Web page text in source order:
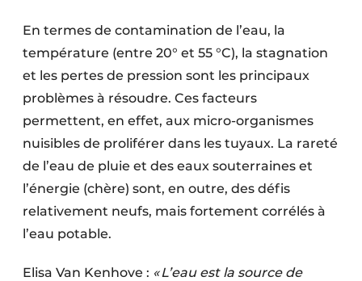
En termes de contamination de l’eau, la
température (entre 20° et 55 °C), la stagnation
et les pertes de pression sont les principaux
problèmes à résoudre. Ces facteurs
permettent, en effet, aux micro-organismes
nuisibles de proliférer dans les tuyaux. La rareté
de l’eau de pluie et des eaux souterraines et
l’énergie (chère) sont, en outre, des défis
relativement neufs, mais fortement corrélés à
l’eau potable.
Elisa Van Kenhove : « L’eau est la source de